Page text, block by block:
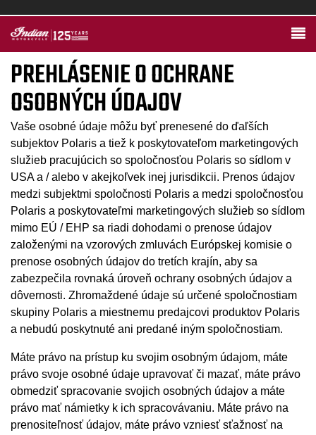
PREHLÁSENIE O OCHRANE
OSOBNÝCH ÚDAJOV
Vaše osobné údaje môžu byť prenesené do ďaľších
subjektov Polaris a tiež k poskytovateľom marketingových
služieb pracujúcich so spoločnosťou Polaris so sídlom v
USA a / alebo v akejkoľvek inej jurisdikcii. Prenos údajov
medzi subjektmi spoločnosti Polaris a medzi spoločnosťou
Polaris a poskytovateľmi marketingových služieb so sídlom
mimo EÚ / EHP sa riadi dohodami o prenose údajov
založenými na vzorových zmluvách Európskej komisie o
prenose osobných údajov do tretích krajín, aby sa
zabezpečila rovnaká úroveň ochrany osobných údajov a
dôvernosti. Zhromaždené údaje sú určené spoločnostiam
skupiny Polaris a miestnemu predajcovi produktov Polaris
a nebudú poskytnuté ani predané iným spoločnostiam.
Máte právo na prístup ku svojim osobným údajom, máte
právo svoje osobné údaje upravovať či mazať, máte právo
obmedziť spracovanie svojich osobných údajov a máte
právo mať námietky k ich spracovávaniu. Máte právo na
prenositeľnosť údajov, máte právo vzniesť sťažnosť na